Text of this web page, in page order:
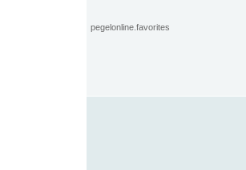
pegelonline.favorites